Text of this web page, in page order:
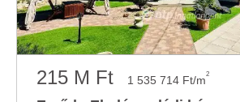
215 M Ft 1 535 714 Ft/m2